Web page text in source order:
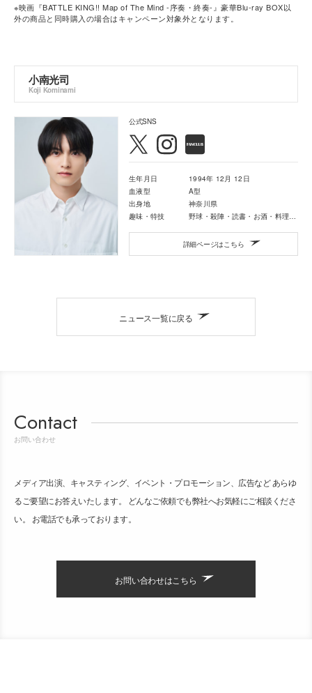
※映画『BATTLE KING!! Map of The Mind -序奏・終奏-』豪華Blu-ray BOX以
外の商品と同時購入の場合はキャンペーン対象外となります。
小南光司
Koji Kominami
公式SNS
生年月日
1994年 12月 12日
血液型
A型
出身地
神奈川県
趣味・特技
野球・殺陣・読書・お酒・料理・掃除・アニメ・ゲーム
詳細ページはこちら
ニュース一覧に戻る
Contact
お問い合わせ
メディア出演、キャスティング、イベント・プロモーション、広告など あらゆ
るご要望にお答えいたします。 どんなご依頼でも弊社へお気軽にご相談くださ
い。 お電話でも承っております。
お問い合わせはこちら